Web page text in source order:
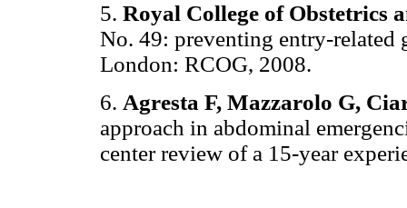
5. Royal College of Obstetrics
No. 49: preventing entry-related
London: RCOG, 2008.
6. Agresta F, Mazzarolo G,
approach in abdominal
center review of a 15-year